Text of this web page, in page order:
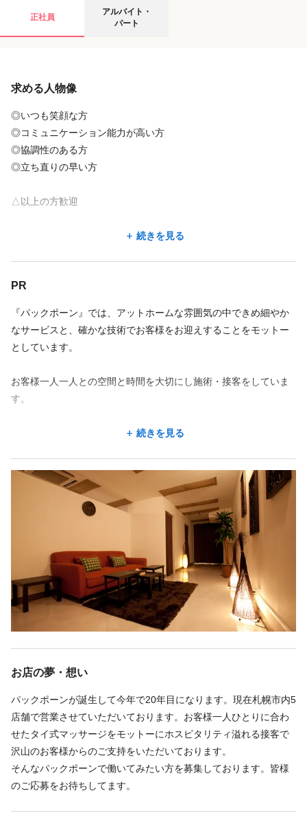
アルバイト・パートの募集要項
時給1,100円〜1,500円
店舗名・勤務地
パックポーンブランシュ大通店
大通駅 徒歩 3分
地図を見る
地図アプリで見る
勤務時間
10:00〜20:00
◆年末年始休暇(2日間)
仕事内容
オイルマッサージ ボディケア
ボディケア 70% / リフレクソロジー 30%
福利厚生
インセンティブあり 研修制度あり
正社員
アルバイト・
パート
求める人物像
◎いつも笑顔な方
◎コミュニケーション能力が高い方
◎協調性のある方
◎立ち直りの早い方
△以上の方歓迎
◆タイ式・オイルマッサージの経験者歓迎
◆関連学校卒業生歓迎
続きを見る
PR
『パックポーン』では、アットホームな雰囲気の中できめ細やか
なサービスと、確かな技術でお客様をお迎えすることをモットー
としています。
お客様一人一人との空間と時間を大切にし施術・接客をしていま
す。
スタッフ同士仲がよく、笑いの絶えないアットホームな職場で
お客様にとって一番のお店になることを目指して、一緒に働きま
◎駅チカ徒歩1分
◎スタッフ同士仲がよく、笑いが絶えない職場です
◎独立できるレベルの技術を身につけることができます
続きを見る
お店の夢・想い
パックポーンが誕生して今年で20年目になります。現在札幌市内5
店舗で営業させていただいております。お客様一人ひとりに合わ
せたタイ式マッサージをモットーにホスピタリティ溢れる接客で
沢山のお客様からのご支持をいただいております。
そんなパックポーンで働いてみたい方を募集しております。皆様
のご応募をお待ちしてます。